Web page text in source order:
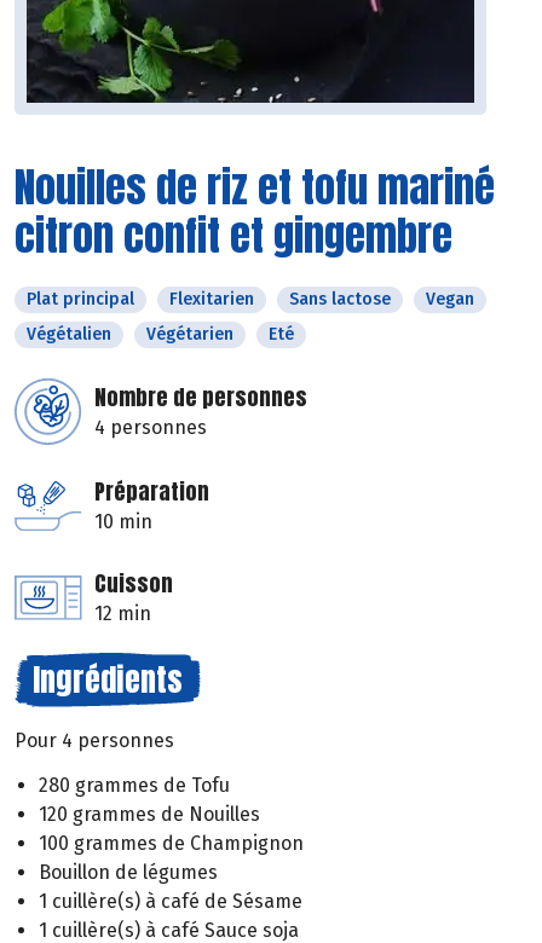
Nouilles de riz et tofu mariné
citron confit et gingembre
Plat principal Flexitarien Sans lactose
Vegan
Végétalien
Végétarien Eté
Nombre de personnes
4 personnes
Préparation
10 min
Cuisson
12 min
Ingrédients
Pour 4 personnes
280 grammes de Tofu
120 grammes de Nouilles
100 grammes de Champignon
Bouillon de légumes
1 cuillère(s) à café de Sésame
1 cuillère(s) à café Sauce soja